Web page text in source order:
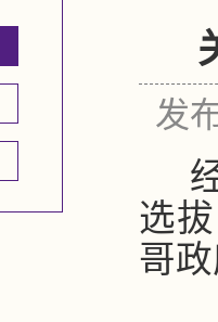
发
选
哥